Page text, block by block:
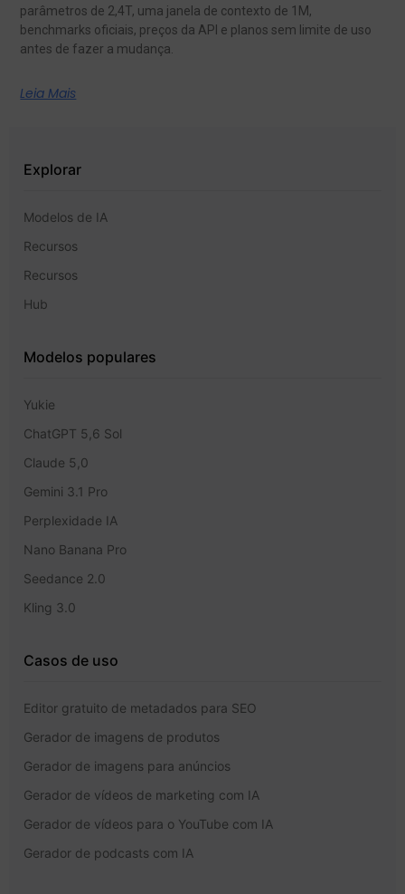
parâmetros de 2,4T, uma janela de contexto de 1M,
benchmarks oficiais, preços da API e planos sem limite de uso
antes de fazer a mudança.
Leia Mais
Explorar
Modelos de IA
Recursos
Recursos
Hub
Modelos populares
Yukie
ChatGPT 5,6 Sol
Claude 5,0
Gemini 3.1 Pro
Perplexidade IA
Nano Banana Pro
Seedance 2.0
Kling 3.0
Casos de uso
Editor gratuito de metadados para SEO
Gerador de imagens de produtos
Gerador de imagens para anúncios
Gerador de vídeos de marketing com IA
Gerador de vídeos para o YouTube com IA
Gerador de podcasts com IA